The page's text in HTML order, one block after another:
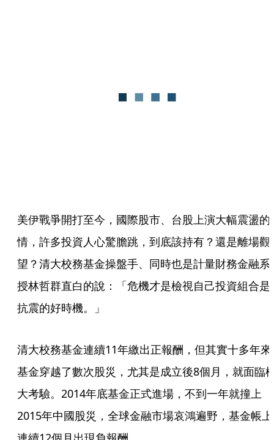
美伊戰爭開打至今，國際股市、台股上演大幅震盪的
情，許多投資人心驚膽跳，到底該持有？還是離場觀
望？清大校務基金操盤手、同時也是計量財務金融系
授林哲群直白的說：「危機才是檢視自己投資組合是
抗震的好時機。」
清大校務基金連續11年繳出正報酬，但其實十多年來
基金穿越了數次股災，尤其是成立後8個月，就面臨
大考驗。2014年底基金正式進場，不到一年就撞上
2015年中國股災，全球金融市場哀鴻遍野，基金帳上